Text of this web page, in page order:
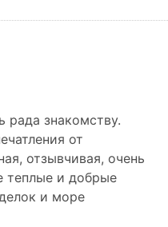
рада знакомству.
от
отзывчивая, очень
теплые и добрые
и море